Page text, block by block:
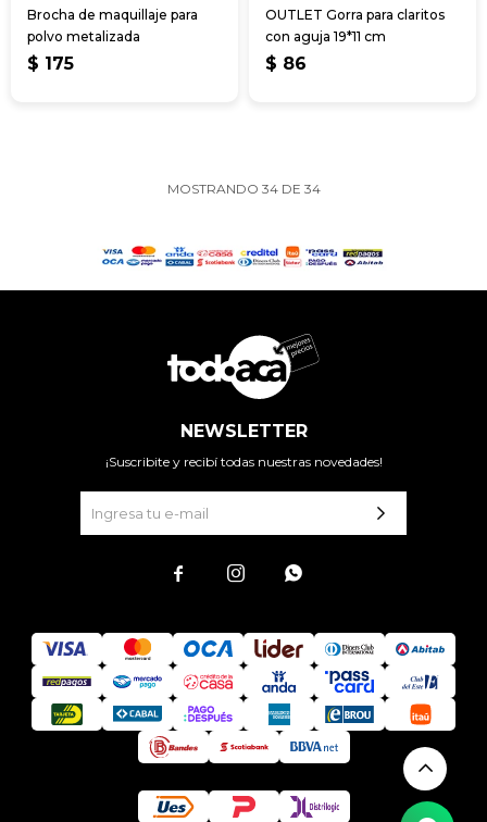
Brocha de maquillaje para
polvo metalizada
$ 175
OUTLET Gorra para claritos
con aguja 19*11 cm
$ 86
MOSTRANDO 34DE 34
NEWSLETTER
¡Suscribite y recibí todas nuestras novedades!
  